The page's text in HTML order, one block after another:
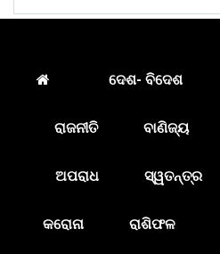
ଦେଶ- ବିଦେଶ
ରାଜନୀତି ବାଣିଜ୍ୟ
ଅପରାଧ ସ୍ୱତନ୍ତ୍ର
କରୋନା ରାଶିଫଳ